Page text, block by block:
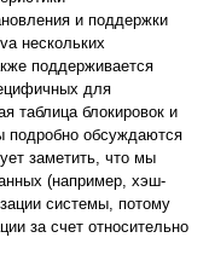
и поддержки
нескольких
поддерживается
для
таблица блокировок и
подробно обсуждаются
заметить, что мы
(например, хэш-
системы, потому
за счет относительно